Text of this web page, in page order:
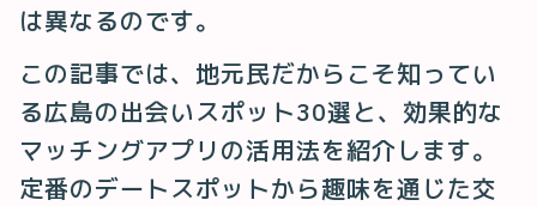
は異なるのです。
この記事では、地元民だからこそ知ってい
る広島の出会いスポット30選と、効果的な
マッチングアプリの活用法を紹介します。
定番のデートスポットから趣味を通じた交